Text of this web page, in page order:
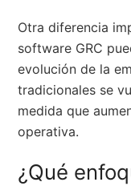
Otra diferencia
software GRC
evolución de la
tradicionales se
medida que
operativa.
¿Qué